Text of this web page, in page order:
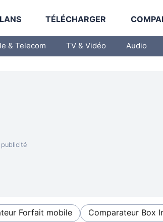
TÉLÉCHARGER
& Telecom TV & Vidéo Audio
Forfait mobile Comparateur Box